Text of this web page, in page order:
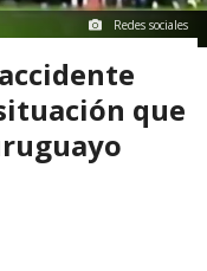
Redes sociales
que